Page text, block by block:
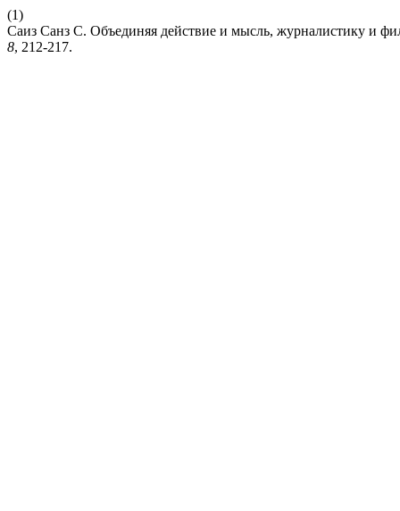
(1)
Саиз Санз С. Объединяя действие и мысль, журналистику и
8, 212-217.